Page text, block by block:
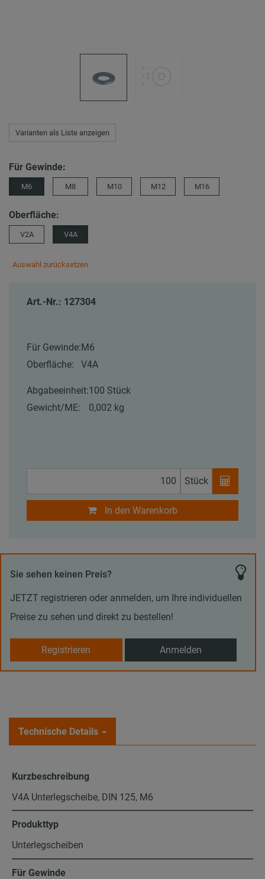
Varianten als Liste anzeigen
Für Gewinde:
M6 M8 M10 M12 M16
Oberfläche:
V2A V4A
Auswahl zurücksetzen
Art.-Nr.: 127304
Für Gewinde:M6
Oberfläche:
V4A
Abgabeeinheit:100 Stück
Gewicht/ME:
0,002 kg
Stück
In den Warenkorb
Sie sehen keinen Preis?
JETZT registrieren oder anmelden, um Ihre individuellen
Preise zu sehen und direkt zu bestellen!
Registrieren Anmelden
Technische Details
Kurzbeschreibung
V4A Unterlegscheibe, DIN 125, M6
Produkttyp
Unterlegscheiben
Für Gewinde